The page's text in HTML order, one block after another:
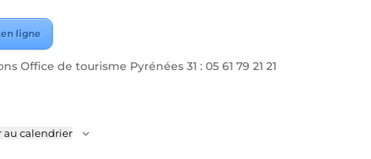
ligne
Office de tourisme Pyrénées 31 : 05 61 79 21 21
au calendrier